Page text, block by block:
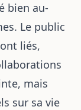
bien au-
Le public
liés,
mais
sur sa vie